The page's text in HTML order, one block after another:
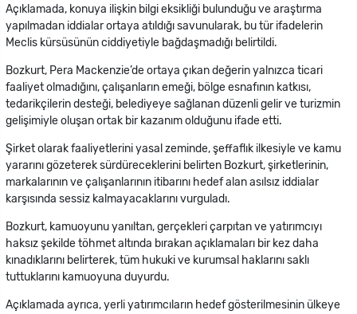
Açıklamada, konuya ilişkin bilgi eksikliği bulunduğu ve araştırma
yapılmadan iddialar ortaya atıldığı savunularak, bu tür ifadelerin
Meclis kürsüsünün ciddiyetiyle bağdaşmadığı belirtildi.
Bozkurt, Pera Mackenzie’de ortaya çıkan değerin yalnızca ticari
faaliyet olmadığını, çalışanların emeği, bölge esnafının katkısı,
tedarikçilerin desteği, belediyeye sağlanan düzenli gelir ve turizmin
gelişimiyle oluşan ortak bir kazanım olduğunu ifade etti.
Şirket olarak faaliyetlerini yasal zeminde, şeffaflık ilkesiyle ve kamu
yararını gözeterek sürdüreceklerini belirten Bozkurt, şirketlerinin,
markalarının ve çalışanlarının itibarını hedef alan asılsız iddialar
karşısında sessiz kalmayacaklarını vurguladı.
Bozkurt, kamuoyunu yanıltan, gerçekleri çarpıtan ve yatırımcıyı
haksız şekilde töhmet altında bırakan açıklamaları bir kez daha
kınadıklarını belirterek, tüm hukuki ve kurumsal haklarını saklı
tuttuklarını kamuoyuna duyurdu.
Açıklamada ayrıca, yerli yatırımcıların hedef gösterilmesinin ülkeye